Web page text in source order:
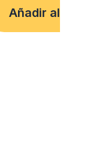
Añadir al